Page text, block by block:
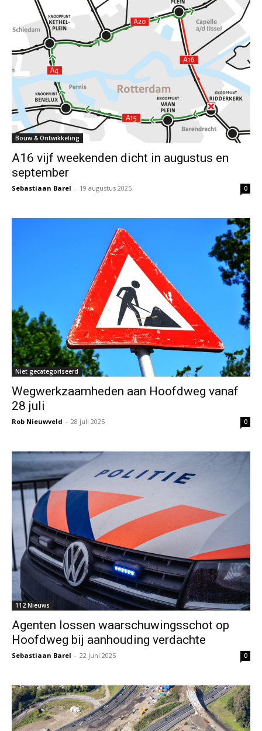
Bouw & Ontwikkeling
A16 vijf weekenden dicht in augustus en
september
Sebastiaan Barel - 19 augustus 2025 0
Niet gecategoriseerd
Wegwerkzaamheden aan Hoofdweg vanaf
28 juli
Rob Nieuwveld - 28 juli 2025 0
112 Nieuws
Agenten lossen waarschuwingsschot op
Hoofdweg bij aanhouding verdachte
Sebastiaan Barel - 22 juni 2025 0